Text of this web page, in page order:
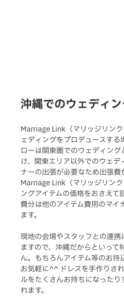
沖縄でのウェディ
Marriage Link（マリッジリン
ェディングをプロデュースす
ローは関東圏でのウェディン
け、関東エリア以外でのウェ
ナーの出張が必要なため出張費
Marriage Link（マリッジリン
ングアイテムの価格をおさえて
費分は他のアイテム費用のマイ
ます。
現地の会場やスタッフとの連
ますので、沖縄だからといっ
ん。もちろんアイテム等のお持
お気軽に^^ ドレスを手作りさ
ルをたくさんお持ちになった
れます。